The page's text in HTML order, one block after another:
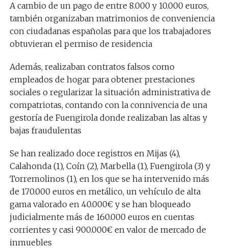
A cambio de un pago de entre 8.000 y 10.000 euros,
también organizaban matrimonios de conveniencia
con ciudadanas españolas para que los trabajadores
obtuvieran el permiso de residencia
Además, realizaban contratos falsos como
empleados de hogar para obtener prestaciones
sociales o regularizar la situación administrativa de
compatriotas, contando con la connivencia de una
gestoría de Fuengirola donde realizaban las altas y
bajas fraudulentas
Se han realizado doce registros en Mijas (4),
Calahonda (1), Coín (2), Marbella (1), Fuengirola (3) y
Torremolinos (1), en los que se ha intervenido más
de 170.000 euros en metálico, un vehículo de alta
gama valorado en 40.000€ y se han bloqueado
judicialmente más de 160.000 euros en cuentas
corrientes y casi 900.000€ en valor de mercado de
inmuebles